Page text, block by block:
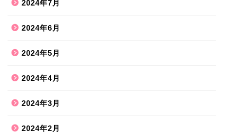
2024年7月
2024年6月
2024年5月
2024年4月
2024年3月
2024年2月